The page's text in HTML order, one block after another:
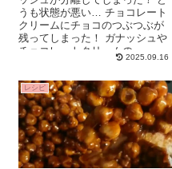
うも状態が悪い… チョコレート
クリームにチョコのつぶつぶが
残ってしまった！ ガナッシュや
チョコレートクリームの...
2025.09.16
レシピ